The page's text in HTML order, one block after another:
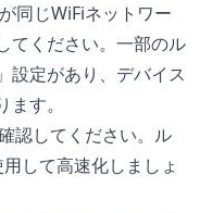
同じWiFiネットワー
てください。一部のル
設定があり、デバイス
す。
認してください。ル
して高速化しましょ